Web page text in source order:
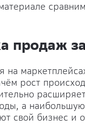
продаж
на
рост
а
свой бизнес и